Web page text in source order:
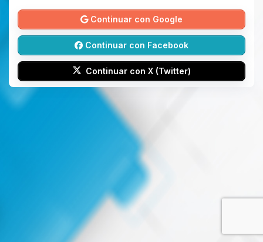
Continuar con Google
Continuar con Facebook
Continuar con X (Twitter)